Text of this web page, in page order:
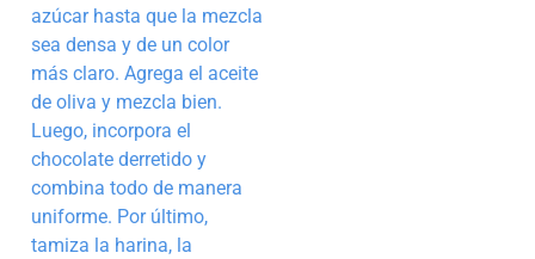
azúcar hasta que la mezcla
sea densa y de un color
más claro. Agrega el aceite
de oliva y mezcla bien.
Luego, incorpora el
chocolate derretido y
combina todo de manera
uniforme. Por último,
tamiza la harina, la